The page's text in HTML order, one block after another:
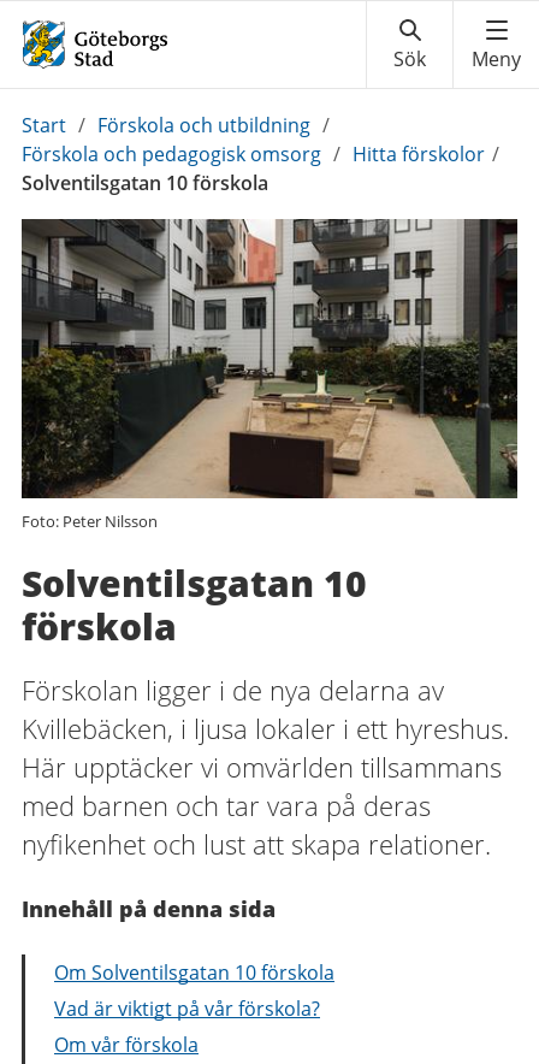
Du
är
här:
Start / Förskola och utbildning /
Förskola och pedagogisk omsorg / Hitta förskolor /
Solventilsgatan 10 förskola
Foto: Peter Nilsson
Solventilsgatan 10
förskola
Förskolan ligger i de nya delarna av
Kvillebäcken, i ljusa lokaler i ett hyreshus.
Här upptäcker vi omvärlden tillsammans
med barnen och tar vara på deras
nyfikenhet och lust att skapa relationer.
Innehåll på denna sida
Om Solventilsgatan 10 förskola
Vad är viktigt på vår förskola?
Om vår förskola